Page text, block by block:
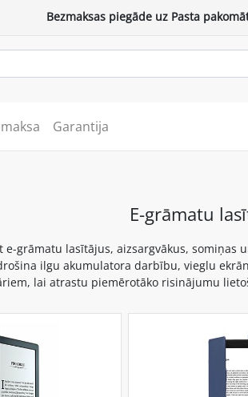
Bezmaksas piegāde uz Pasta
Garantija
E-grāmatu
e-grāmatu lasītājus, aizsargvākus,
ilgu akumulatora darbību, vieglu
lai atrastu piemērotāko risinājumu